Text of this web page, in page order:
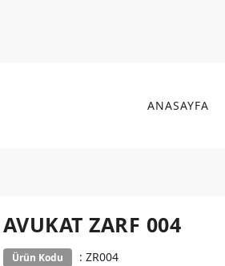
ANASAYFA
AVUKAT ZARF 004
Ürün Kodu : ZR004